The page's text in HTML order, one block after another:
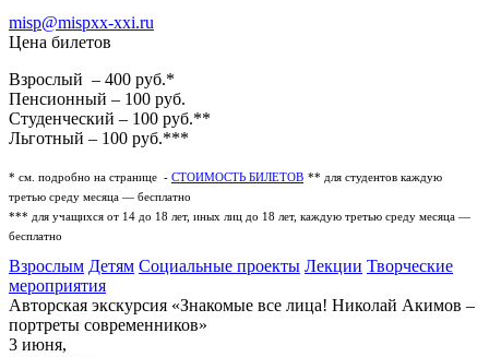
misp@mispxx-xxi.ru
Цена билетов
Взрослый – 400 руб.*
Пенсионный – 100 руб.
Студенческий – 100 руб.**
Льготный – 100 руб.***
* см. подробно на странице - СТОИМОСТЬ БИЛЕТОВ ** для студентов каждую
третью среду месяца — бесплатно
*** для учащихся от 14 до 18 лет, иных лиц до 18 лет, каждую третью среду месяца —
бесплатно
Взрослым Детям Социальные проекты Лекции Творческие
мероприятия
Авторская экскурсия «Знакомые все лица! Николай Акимов –
портреты современников»
3 июня,